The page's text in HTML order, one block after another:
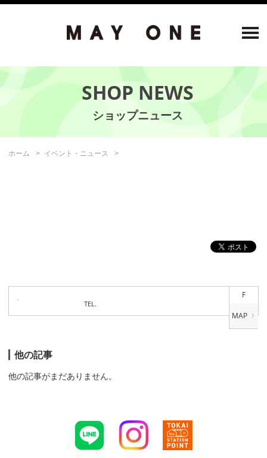
SHOP NEWS
ホーム イベント・ニュース
F
TEL.
他の記事
他の記事がまだありません。